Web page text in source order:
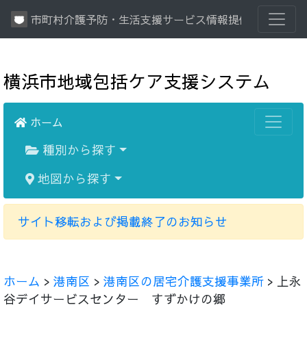
市町村介護予防・生活支援サービス情報提供システム
横浜市地域包括ケア支援システム
ホーム
種別から探す
地図から探す
サイト移転および掲載終了のお知らせ
ホーム > 港南区 > 港南区の居宅介護支援事業所 > 上永
谷デイサービスセンター すずかけの郷